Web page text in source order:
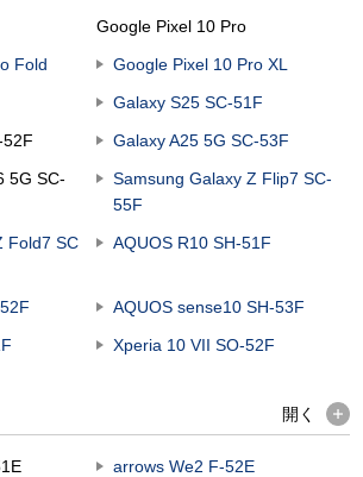
Google Pixel 10 Pro
Fold
Google Pixel 10 Pro XL
Galaxy S25 SC-51F
Galaxy A25 5G SC-53F
5G SC-
Samsung Galaxy Z Flip7 SC-
55F
Fold7 SC
AQUOS R10 SH-51F
AQUOS sense10 SH-53F
Xperia 10 VII SO-52F
開く
arrows We2 F-52E